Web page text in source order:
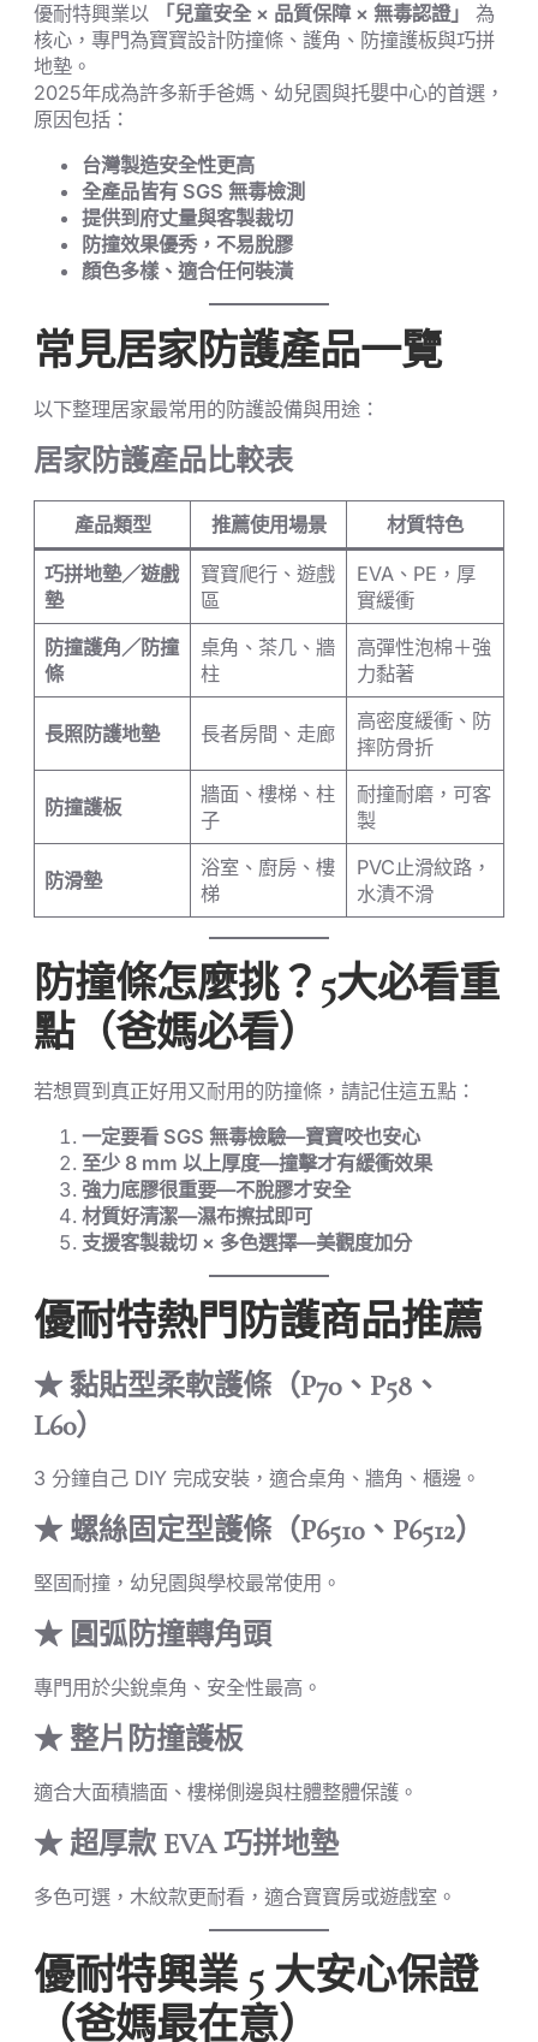
優耐特興業以 「兒童安全 × 品質保障 × 無毒認證」
為
核心，專門為寶寶設計防撞條、護角、防撞護板與巧拼
地墊。
2025年成為許多新手爸媽、幼兒園與托嬰中心的首選，
原因包括：
台灣製造安全性更高
全產品皆有 SGS 無毒檢測
提供到府丈量與客製裁切
防撞效果優秀，不易脫膠
顏色多樣、適合任何裝潢
常見居家防護產品一覽
以下整理居家最常用的防護設備與用途：
居家防護產品比較表
產品類型 推薦使用場景 材質特色
巧拼地墊／遊戲
墊
寶寶爬行、遊戲
區
EVA、PE，厚
實緩衝
防撞護角／防撞
條
桌角、茶几、牆
柱
高彈性泡棉＋強
力黏著
長照防護地墊 長者房間、走廊
高密度緩衝、防
摔防骨折
防撞護板
牆面、樓梯、柱
子
耐撞耐磨，可客
製
防滑墊
浴室、廚房、樓
梯
PVC止滑紋路，
水漬不滑
防撞條怎麼挑？5大必看重
點（爸媽必看）
若想買到真正好用又耐用的防撞條，請記住這五點：
一定要看 SGS 無毒檢驗—寶寶咬也安心
至少 8 mm 以上厚度—撞擊才有緩衝效果
強力底膠很重要—不脫膠才安全
材質好清潔—濕布擦拭即可
支援客製裁切 × 多色選擇—美觀度加分
優耐特熱門防護商品推薦
★ 黏貼型柔軟護條（P70、P58、
L60）
3 分鐘自己 DIY 完成安裝，適合桌角、牆角、櫃邊。
★ 螺絲固定型護條（P6510、P6512）
堅固耐撞，幼兒園與學校最常使用。
★ 圓弧防撞轉角頭
專門用於尖銳桌角、安全性最高。
★ 整片防撞護板
適合大面積牆面、樓梯側邊與柱體整體保護。
★ 超厚款 EVA 巧拼地墊
多色可選，木紋款更耐看，適合寶寶房或遊戲室。
優耐特興業 5 大安心保證
（爸媽最在意）